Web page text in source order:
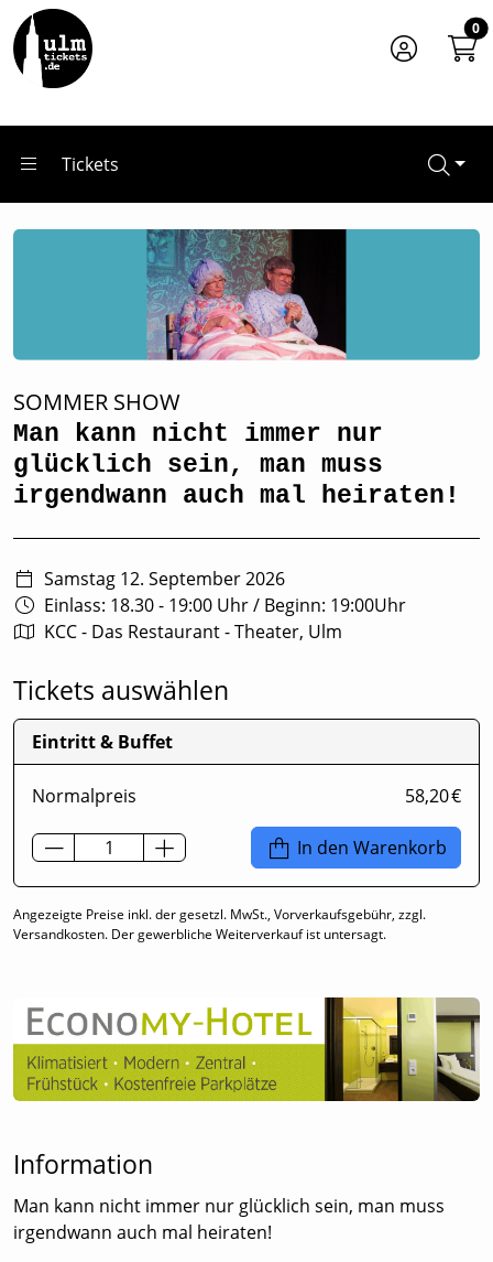
Zum Hauptinhalt springen 0
Tickets
Startseite
Tickets
Man kann nicht immer nur glücklich sein, man muss
SOMMER SHOW
Man kann nicht immer nur
glücklich sein, man muss
irgendwann auch mal heiraten!
Samstag 12. September 2026
Einlass: 18.30 - 19:00 Uhr/ Beginn: 19:00Uhr
KCC - Das Restaurant - Theater, Ulm
Tickets auswählen
Eintritt & Buffet
Normalpreis 58,20 €
In den Warenkorb
Angezeigte Preise inkl. der gesetzl. MwSt., Vorverkaufsgebühr, zzgl.
Versandkosten. Der gewerbliche Weiterverkauf ist untersagt.
Information
Man kann nicht immer nur glücklich sein, man muss
irgendwann auch mal heiraten!